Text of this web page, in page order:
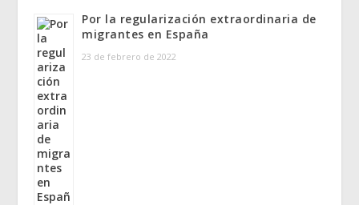
Por la regularización extraordinaria de
migrantes en España
23 de febrero de 2022